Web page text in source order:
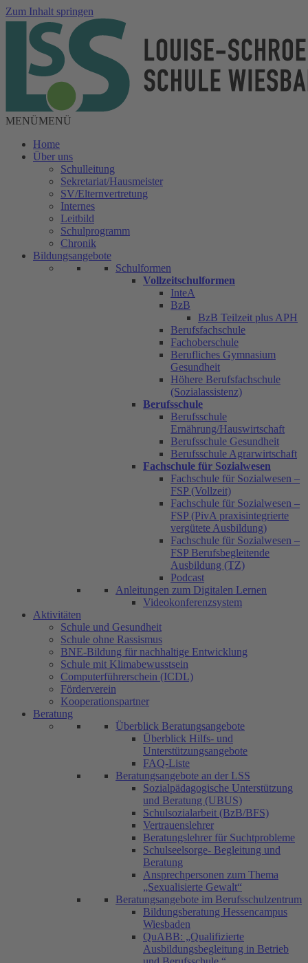
Zum Inhalt springen
MENÜMENÜ
Home
Über uns
Schulleitung
Sekretariat/Hausmeister
SV/Elternvertretung
Internes
Leitbild
Schulprogramm
Chronik
Bildungsangebote
Schulformen
Vollzeitschulformen
InteA
BzB
BzB Teilzeit plus APH
Berufsfachschule
Fachoberschule
Berufliches Gymnasium
Gesundheit
Höhere Berufsfachschule
(Sozialassistenz)
Berufsschule
Berufsschule
Ernährung/Hauswirtschaft
Berufsschule Gesundheit
Berufsschule Agrarwirtschaft
Fachschule für Sozialwesen
Fachschule für Sozialwesen –
FSP (Vollzeit)
Fachschule für Sozialwesen –
FSP (PivA praxisintegrierte
vergütete Ausbildung)
Fachschule für Sozialwesen –
FSP Berufsbegleitende
Ausbildung (TZ)
Podcast
Anleitungen zum Digitalen Lernen
Videokonferenzsystem
Aktivitäten
Schule und Gesundheit
Schule ohne Rassismus
BNE-Bildung für nachhaltige Entwicklung
Schule mit Klimabewusstsein
Computerführerschein (ICDL)
Förderverein
Kooperationspartner
Beratung
Überblick Beratungsangebote
Überblick Hilfs- und
Unterstützungsangebote
FAQ-Liste
Beratungsangebote an der LSS
Sozialpädagogische Unterstützung
und Beratung (UBUS)
Schulsozialarbeit (BzB/BFS)
Vertrauenslehrer
Beratungslehrer für Suchtprobleme
Schulseelsorge- Begleitung und
Beratung
Ansprechpersonen zum Thema
„Sexualisierte Gewalt“
Beratungsangebote im Berufsschulzentrum
Bildungsberatung Hessencampus
Wiesbaden
QuABB: „Qualifizierte
Ausbildungsbegleitung in Betrieb